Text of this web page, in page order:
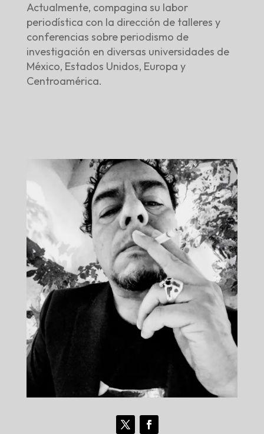
Actualmente, compagina su labor
periodística con la dirección de talleres y
conferencias sobre periodismo de
investigación en diversas universidades de
México, Estados Unidos, Europa y
Centroamérica.